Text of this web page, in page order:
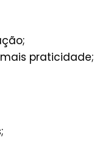
praticidade;